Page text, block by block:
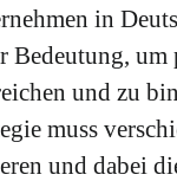
in
Bedeutung,
und zu
muss
und dabei